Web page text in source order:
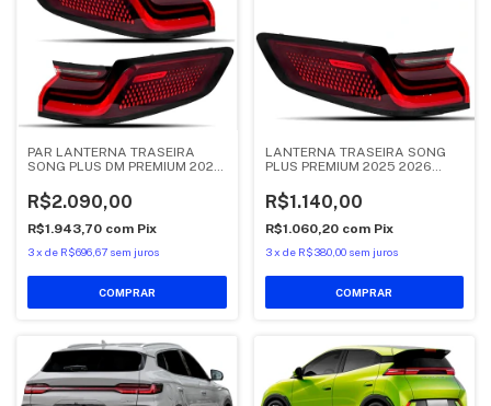
PAR LANTERNA TRASEIRA
SONG PLUS DM PREMIUM 2026
R$2.090,00
R$1.943,70 com Pix
3x de R$696,67 sem juros
LANTERNA TRASEIRA SONG
PLUS PREMIUM 2025 2026
R$1.140,00
R$1.060,20 com Pix
3 x de R$380,00 sem juros